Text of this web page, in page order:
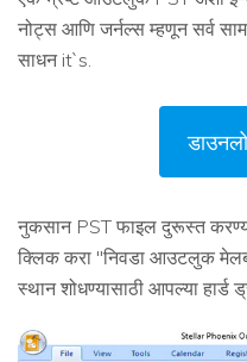
नोट्स आणि जर्नल्स म्हणून सर्व
साधन it`s.
नुकसान PST फाइल दुरूस्त
क्लिक करा "निवडा आउटलुक
स्थान शोधण्यासाठी आपल्या हार्ड